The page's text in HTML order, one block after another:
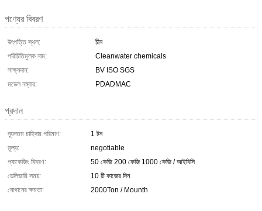
পণ্যের বিবরণ
উৎপত্তি স্থল:
চীন
পরিচিতিমুলক নাম:
Cleanwater chemicals
সাক্ষ্যদান:
BV ISO SGS
মডেল নম্বার:
PDADMAC
প্রদান
ন্যূনতম চাহিদার পরিমাণ:
1 টন
মূল্য:
negotiable
প্যাকেজিং বিবরণ:
50 কেজি 200 কেজি 1000 কেজি / আইবিসি
ডেলিভারি সময়:
10 টি কাজের দিন
যোগানের ক্ষমতা:
2000Ton / Mounth